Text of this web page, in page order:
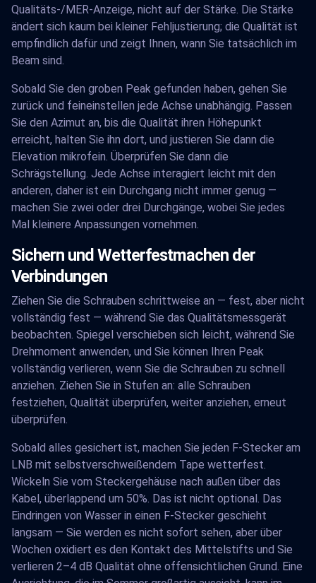
Qualitäts-/MER-Anzeige, nicht auf der Stärke. Die Stärke
ändert sich kaum bei kleiner Fehljustierung; die Qualität ist
empfindlich dafür und zeigt Ihnen, wann Sie tatsächlich im
Beam sind.
Sobald Sie den groben Peak gefunden haben, gehen Sie
zurück und feineinstellen jede Achse unabhängig. Passen
Sie den Azimut an, bis die Qualität ihren Höhepunkt
erreicht, halten Sie ihn dort, und justieren Sie dann die
Elevation mikrofein. Überprüfen Sie dann die
Schrägstellung. Jede Achse interagiert leicht mit den
anderen, daher ist ein Durchgang nicht immer genug —
machen Sie zwei oder drei Durchgänge, wobei Sie jedes
Mal kleinere Anpassungen vornehmen.
Sichern und Wetterfestmachen der
Verbindungen
Ziehen Sie die Schrauben schrittweise an — fest, aber nicht
vollständig fest — während Sie das Qualitätsmessgerät
beobachten. Spiegel verschieben sich leicht, während Sie
Drehmoment anwenden, und Sie können Ihren Peak
vollständig verlieren, wenn Sie die Schrauben zu schnell
anziehen. Ziehen Sie in Stufen an: alle Schrauben
festziehen, Qualität überprüfen, weiter anziehen, erneut
überprüfen.
Sobald alles gesichert ist, machen Sie jeden F-Stecker am
LNB mit selbstverschweißendem Tape wetterfest.
Wickeln Sie vom Steckergehäuse nach außen über das
Kabel, überlappend um 50%. Das ist nicht optional. Das
Eindringen von Wasser in einen F-Stecker geschieht
langsam — Sie werden es nicht sofort sehen, aber über
Wochen oxidiert es den Kontakt des Mittelstifts und Sie
verlieren 2–4 dB Qualität ohne offensichtlichen Grund. Eine